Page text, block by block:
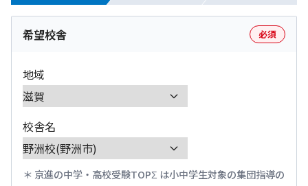
希望校舎 必須
地域
校舎名
京進の中学・高校受験TOPΣ は小中学生対象の集団指導の